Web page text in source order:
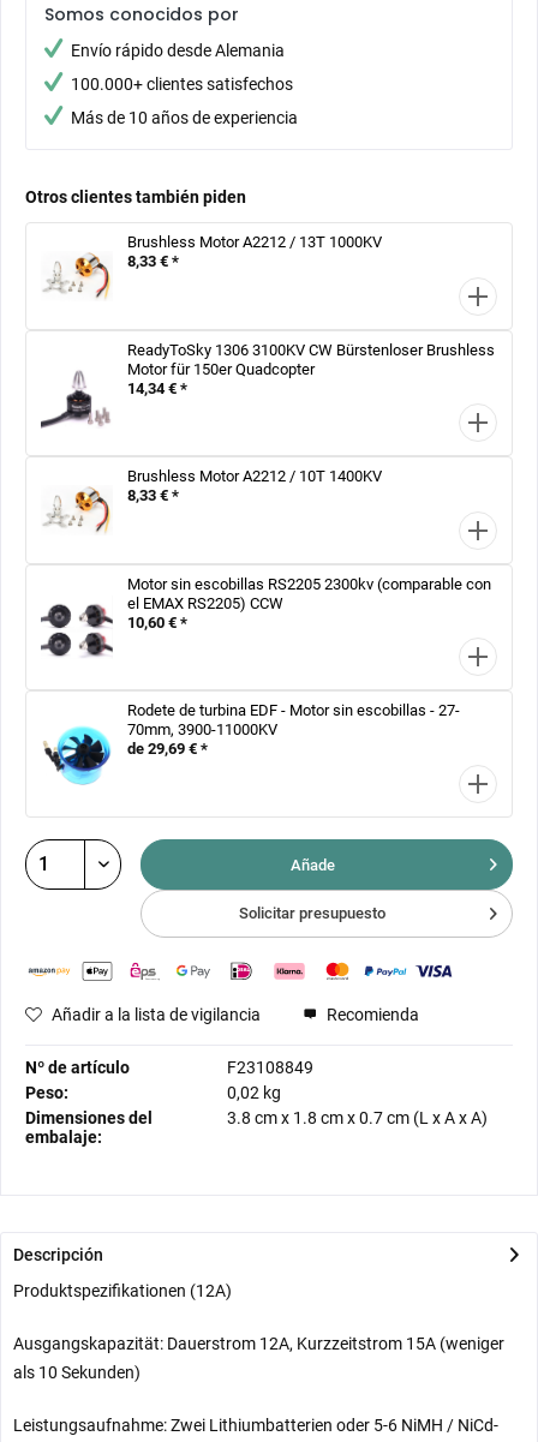
Somos conocidos por
Envío rápido desde Alemania
100.000+ clientes satisfechos
Más de 10 años de experiencia
Otros clientes también piden
Brushless Motor A2212 / 13T 1000KV
8,33 € *
ReadyToSky 1306 3100KV CW Bürstenloser Brushless
Motor für 150er Quadcopter
14,34 € *
Brushless Motor A2212 / 10T 1400KV
8,33 € *
Motor sin escobillas RS2205 2300kv (comparable con
el EMAX RS2205) CCW
10,60 € *
Rodete de turbina EDF - Motor sin escobillas - 27-
70mm, 3900-11000KV
de 29,69 € *
Añade
Solicitar presupuesto
Añadir a la lista de vigilancia Recomienda
Nº de artículo
F23108849
Peso:
0,02 kg
Dimensiones del
embalaje:
3.8 cmx 1.8 cmx0.7 cm (L x A x A)
Descripción
Produktspezifikationen (12A)
Ausgangskapazität: Dauerstrom 12A, Kurzzeitstrom 15A (weniger
als 10 Sekunden)
Leistungsaufnahme: Zwei Lithiumbatterien oder 5-6 NiMH / NiCd-